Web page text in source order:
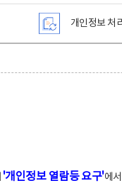
개인정보 처
'개인정보 열람등 요구'에